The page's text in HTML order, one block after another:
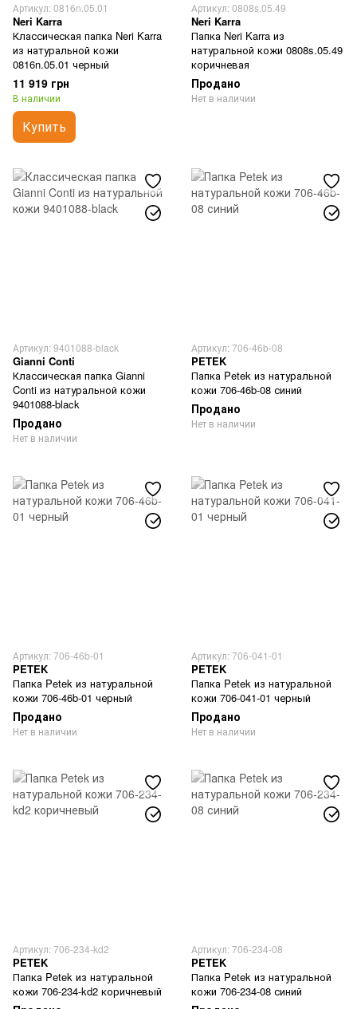
Артикул: 0816n.05.01
Neri Karra
Классическая папка Neri Karra
из натуральной кожи
0816n.05.01 черный
11 919 грн
В наличии
Купить
Артикул: 0808s.05.49
Neri Karra
Папка Neri Karra из
натуральной кожи 0808s.05.49
коричневая
Продано
Нет в наличии
Артикул: 9401088-black
Gianni Conti
Классическая папка Gianni
Conti из натуральной кожи
9401088-black
Продано
Нет в наличии
Артикул: 706-46b-08
PETEK
Папка Petek из натуральной
кожи 706-46b-08 синий
Продано
Нет в наличии
Артикул: 706-46b-01
PETEK
Папка Petek из натуральной
кожи 706-46b-01 черный
Продано
Нет в наличии
Артикул: 706-041-01
PETEK
Папка Petek из натуральной
кожи 706-041-01 черный
Продано
Нет в наличии
Артикул: 706-234-kd2
PETEK
Папка Petek из натуральной
кожи 706-234-kd2 коричневый
Артикул: 706-234-08
PETEK
Папка Petek из натуральной
кожи 706-234-08 синий